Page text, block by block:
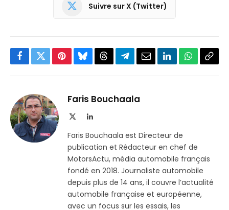
Suivre sur X (Twitter)
Facebook
TwitterPinterestBlueskyThreadsPartager
Telegram
EmailLinkedInWhatsApp
Faris Bouchaala
LinkedIn
Faris Bouchaala est Directeur de
publication et Rédacteur en chef de
MotorsActu, média automobile français
fondé en 2018. Journaliste automobile
depuis plus de 14 ans, il couvre l’actualité
automobile française et européenne,
avec un focus sur les essais, les